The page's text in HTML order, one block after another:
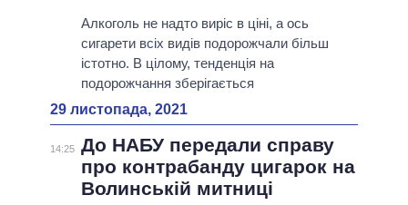
Алкоголь не надто виріс в ціні, а ось
сигарети всіх видів подорожчали більш
істотно. В цілому, тенденція на
подорожчання зберігається
29 листопада, 2021
14:25 До НАБУ передали справу
про контрабанду цигарок на
Волинській митниці